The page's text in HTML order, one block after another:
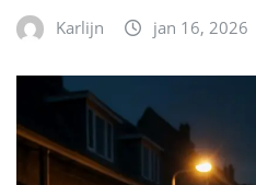
Karlijn jan 16, 2026